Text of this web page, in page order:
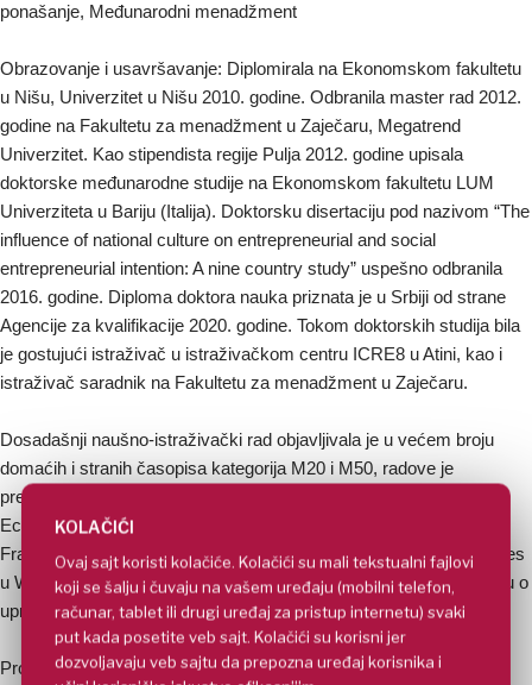
ponašanje, Međunarodni menadžment
Obrazovanje i usavršavanje: Diplomirala na Ekonomskom fakultetu
u Nišu, Univerzitet u Nišu 2010. godine. Odbranila master rad 2012.
godine na Fakultetu za menadžment u Zaječaru, Megatrend
Univerzitet. Kao stipendista regije Pulja 2012. godine upisala
doktorske međunarodne studije na Ekonomskom fakultetu LUM
Univerziteta u Bariju (Italija). Doktorsku disertaciju pod nazivom “The
influence of national culture on entrepreneurial and social
entrepreneurial intention: A nine country study” uspešno odbranila
2016. godine. Diploma doktora nauka priznata je u Srbiji od strane
Agencije za kvalifikacije 2020. godine. Tokom doktorskih studija bila
je gostujući istraživač u istraživačkom centru ICRE8 u Atini, kao i
istraživač saradnik na Fakultetu za menadžment u Zaječaru.
Dosadašnji naušno-istraživački rad objavljivala je u većem broju
domaćih i stranih časopisa kategorija M20 i M50, radove je
predstavljala i na internacionalnim konferencijama: ESSE2013
Ecological Economics and Institutional Dynamics u Lille-u u
Francuskoj; Educational culture and Society- Nowadays Challenges
u Wroclaw-u u Poljskoj i više puta na Međunarodnom simpozijumu o
upravljanju prirodnim resursima u Zaječaru.
Profesionalna karijere: Docent na Fakultetu za menadžment
KOLAČIĆI
Ovaj sajt koristi kolačiće. Kolačići su mali tekstualni fajlovi
koji se šalju i čuvaju na vašem uređaju (mobilni telefon,
računar, tablet ili drugi uređaj za pristup internetu) svaki
put kada posetite veb sajt. Kolačići su korisni jer
dozvoljavaju veb sajtu da prepozna uređaj korisnika i